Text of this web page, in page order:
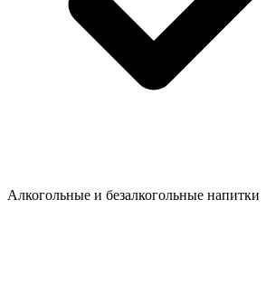
Алкогольные и безалкогольные напитки